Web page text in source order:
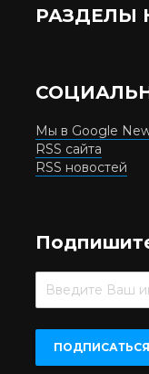
РАЗДЕЛЫ
Мы в Google
RSS сайта
RSS новостей